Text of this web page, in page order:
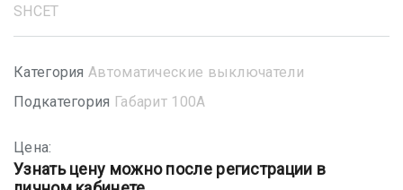
SHСET
Категория Автоматические выключатели
Подкатегория Габарит 100А
Цена:
Узнать цену можно после регистрации в